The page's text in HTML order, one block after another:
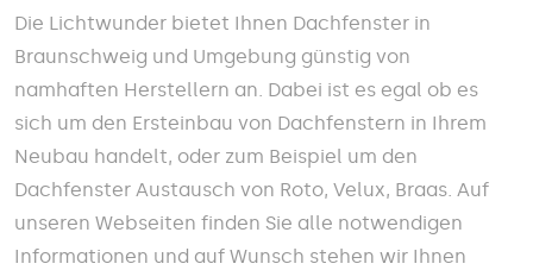
Die Lichtwunder bietet Ihnen Dachfenster in
Braunschweig und Umgebung günstig von
namhaften Herstellern an. Dabei ist es egal ob es
sich um den Ersteinbau von Dachfenstern in Ihrem
Neubau handelt, oder zum Beispiel um den
Dachfenster Austausch von Roto, Velux, Braas. Auf
unseren Webseiten finden Sie alle notwendigen
Informationen und auf Wunsch stehen wir Ihnen